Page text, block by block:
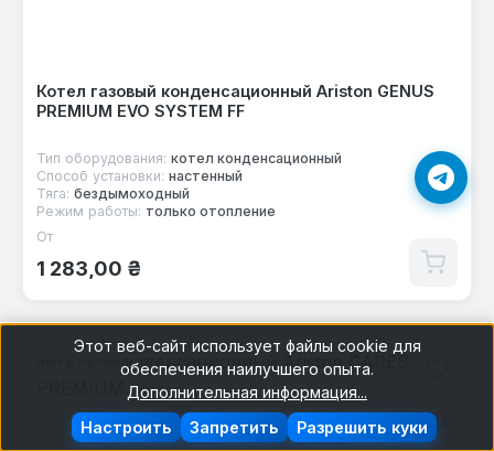
Котел газовый конденсационный Ariston GENUS
PREMIUM EVO SYSTEM FF
Тип оборудования: котел конденсационный
Способ установки: настенный
Тяга: бездымоходный
Режим работы: только отопление
Обычная цена:
От
1 283,00 ₴
Нет в наличии
Этот веб-сайт использует файлы cookie для
обеспечения наилучшего опыта.
Дополнительная информация...
Запретить
Настроить Разрешить куки